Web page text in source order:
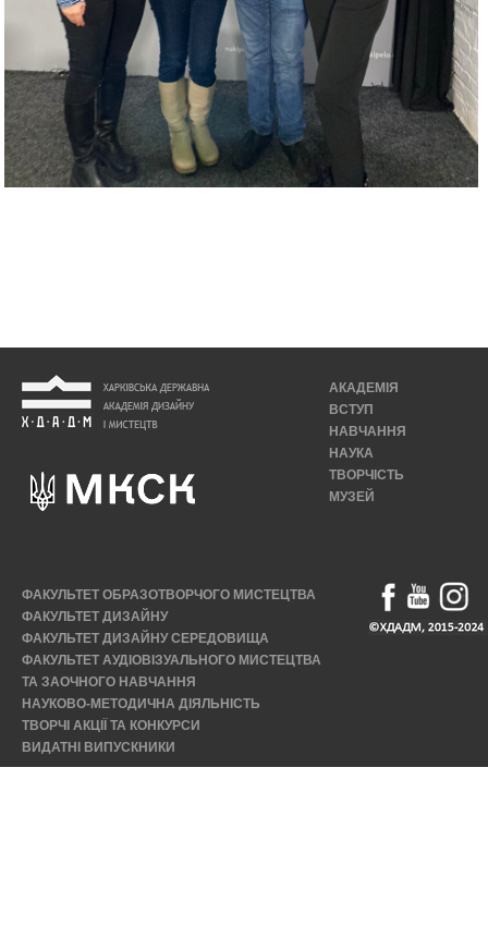
АКАДЕМІЯ
ВСТУП
НАВЧАННЯ
НАУКА
ТВОРЧІСТЬ
МУЗЕЙ
ФАКУЛЬТЕТ ОБРАЗОТВОРЧОГО МИСТЕЦТВА
ФАКУЛЬТЕТ ДИЗАЙНУ
ФАКУЛЬТЕТ ДИЗАЙНУ СЕРЕДОВИЩА
ФАКУЛЬТЕТ АУДІОВІЗУАЛЬНОГО МИСТЕЦТВА
ТА ЗАОЧНОГО НАВЧАННЯ
НАУКОВО-МЕТОДИЧНА ДІЯЛЬНІСТЬ
ТВОРЧІ АКЦІЇ ТА КОНКУРСИ
ВИДАТНІ ВИПУСКНИКИ